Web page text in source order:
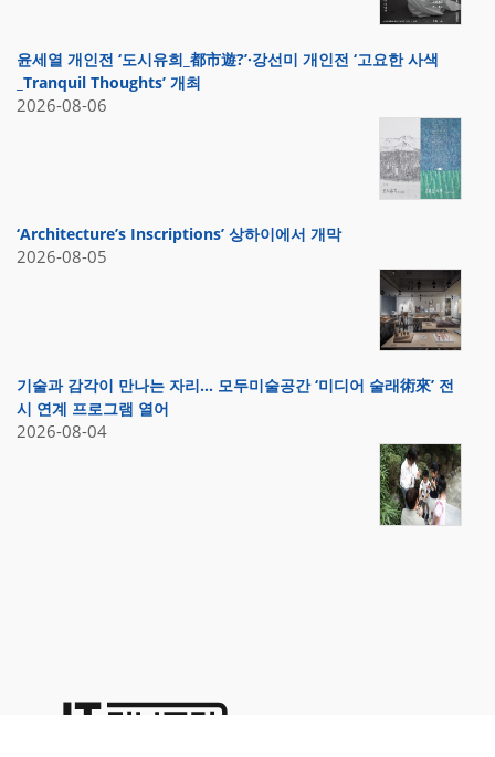
윤세열 개인전 ‘도시유희_都市遊?’·강선미 개인전 ‘고요한 사색
_Tranquil Thoughts’ 개최
2026-08-06
‘Architecture’s Inscriptions’ 상하이에서 개막
2026-08-05
기술과 감각이 만나는 자리… 모두미술공간 ‘미디어 술래術來’ 전
시 연계 프로그램 열어
2026-08-04